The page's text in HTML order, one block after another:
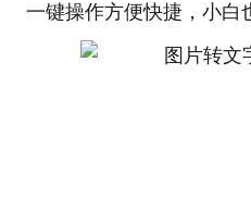
一键操作方便快捷，小白